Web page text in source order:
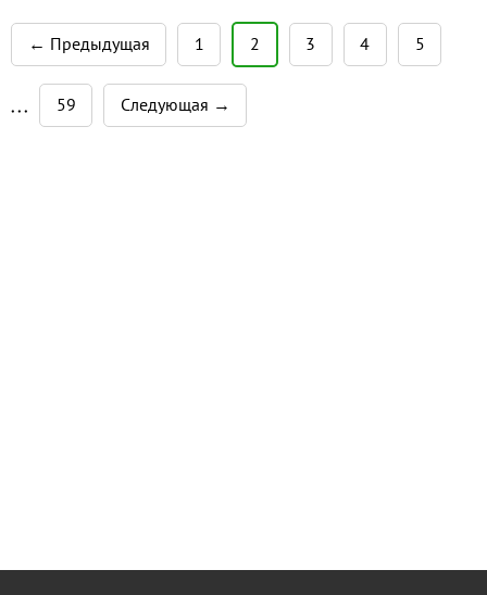
комплекс расположен в 30 км от
центра г. Новосибирска,
направление Ленинск-Кузнецк,
Новосибирский район, село
Плотниково. Удобный подъезд, от
← Предыдущая 1 2 3 4 5
• • • 59 Следующая →